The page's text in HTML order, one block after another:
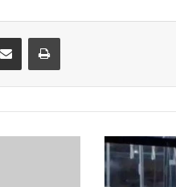
Condividi via mail Stampa
Napoli,
donna
ferita